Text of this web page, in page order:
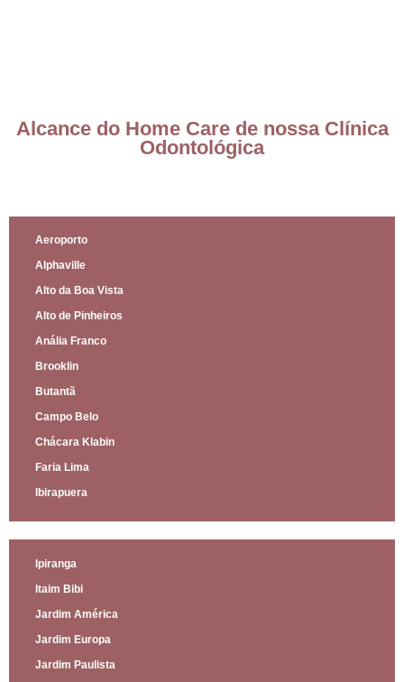
Alcance do Home Care de nossa Clínica
Odontológica
Aeroporto
Alphaville
Alto da Boa Vista
Alto de Pinheiros
Anália Franco
Brooklin
Butantã
Campo Belo
Chácara Klabin
Faria Lima
Ibirapuera
Ipiranga
Itaim Bibi
Jardim América
Jardim Europa
Jardim Paulista